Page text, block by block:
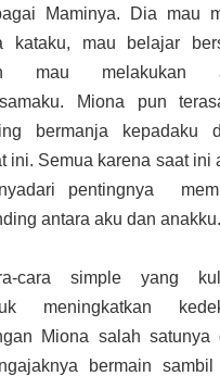
Maminya. Dia mau
kataku, mau belajar
mau melakukan
Miona pun
bermanja kepadaku
ini. Semua karena saat ini
pentingnya
antara aku dan anakku.
cara simple yang
meningkatkan
Miona salah satunya
bermain